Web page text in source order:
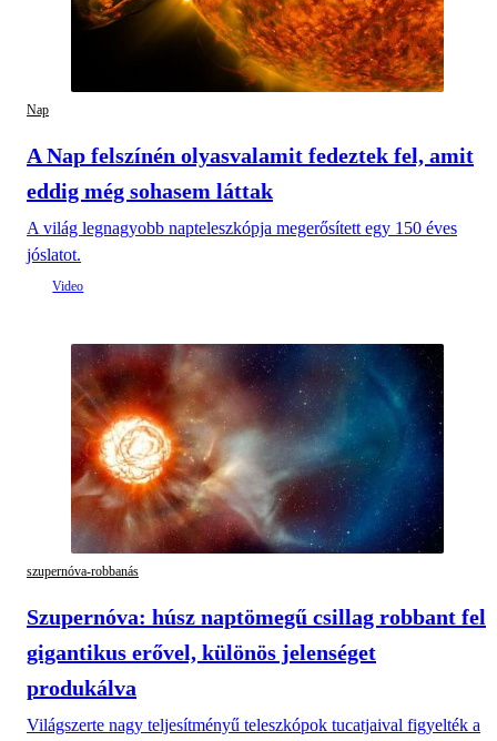
Nap
A Nap felszínén olyasvalamit fedeztek fel, amit
eddig még sohasem láttak
A világ legnagyobb napteleszkópja megerősített egy 150 éves
jóslatot.
szupernóva-robbanás
Szupernóva: húsz naptömegű csillag robbant fel
gigantikus erővel, különös jelenséget
produkálva
Világszerte nagy teljesítményű teleszkópok tucatjaival figyelték a